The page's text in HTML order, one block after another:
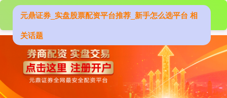
元鼎证券_实盘股票配资平台推荐_新手怎么选平台 相
关话题